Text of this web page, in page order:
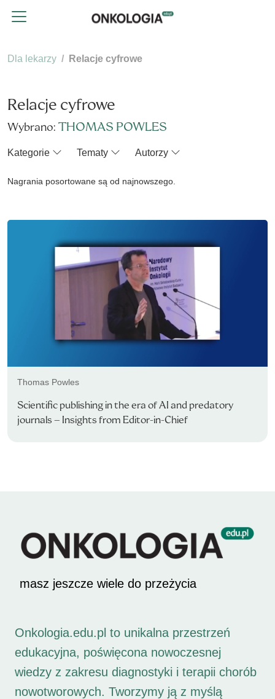
Dla lekarzy Relacje cyfrowe
Relacje cyfrowe
Wybrano: THOMAS POWLES
Kategorie Tematy Autorzy
Nagrania posortowane są od najnowszego.
Thomas Powles
Scientific publishing in the era of AI and predatory
journals – Insights from Editor-in-Chief
masz jeszcze wiele do przeżycia
Onkologia.edu.pl to unikalna przestrzeń
edukacyjna, poświęcona nowoczesnej
wiedzy z zakresu diagnostyki i terapii chorób
nowotworowych. Tworzymy ją z myślą